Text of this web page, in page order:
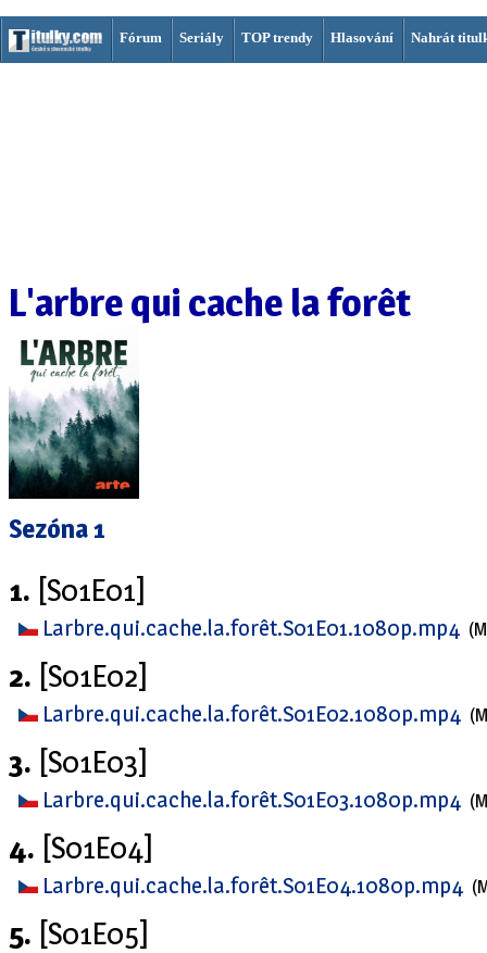
Fórum Seriály TOP trendy Hlasování Nahrát
L'arbre qui cache la forêt
Sezóna 1
1. [S01E01]
Larbre.qui.cache.la.forêt.S01E01.1080p.mp4
2. [S01E02]
Larbre.qui.cache.la.forêt.S01E02.1080p.mp4
3. [S01E03]
Larbre.qui.cache.la.forêt.S01E03.1080p.mp4
4. [S01E04]
Larbre.qui.cache.la.forêt.S01E04.1080p.mp4
5. [S01E05]